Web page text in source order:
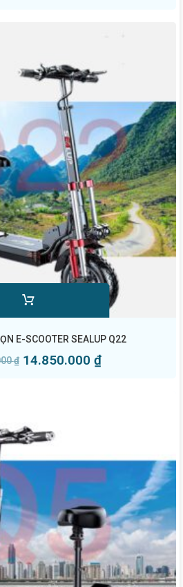
E-SCOOTER SEALUP Q22
₫ 14.850.000 ₫